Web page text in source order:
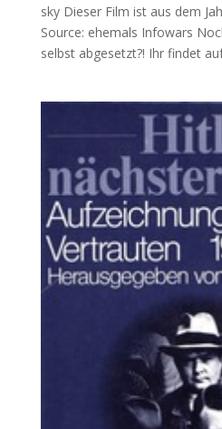
sky Die­ser Film ist aus dem
Source: ehe­mals Infowars
selbst abgesetzt?! Ihr fin­det